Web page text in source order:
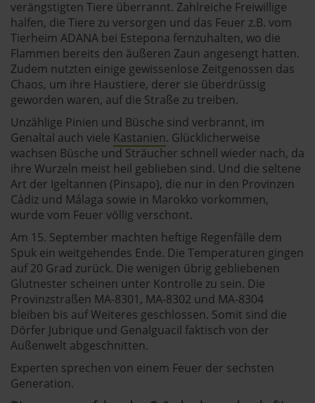
andalusien360.de verwendet Cookies
Einige von ihnen sind notwendig, während andere nicht
notwendig sind, jedoch helfen das Onlineangebot zu
verbessern und wirtschaftlich zu betreiben. Du kannst in
den Einsatz der nicht notwendigen Cookies mit dem Klick
auf die Schaltfläche »Akzeptieren« einwilligen oder dich
per Klick auf »Anpassen« anders entscheiden. Die
Einwilligung umfasst alle vorausgewählten, bzw. von dir
ausgewählten Cookies. Du kannst diese Einstellungen
jederzeit aufrufen und Cookies auch nachträglich
jederzeit abwählen. Weitere Hinweise zu den
verwendeten Verfahren und Begrifflichkeiten (z.B.
»Cookies«, »Marketing« und »Statistik«) erhältst du in
der Datenschutzerklärung.
Datenschutzerklärung|Impressum
verängstigten Tiere überrannt. Zahlreiche Freiwillige
halfen, die Tiere zu versorgen und das Feuer z.B. vom
Tierheim ADANA bei Estepona fernzuhalten, wo die
Flammen bereits den äußeren Zaun angesengt hatten.
Zudem nutzten einige gewissenlose Zeitgenossen das
Chaos, um ihre Haustiere, derer sie überdrüssig
geworden waren, auf die Straße zu treiben.
Unzählige Pinien und Büsche sind verbrannt, im
Genaltal auch viele Kastanien. Glücklicherweise
wachsen Büsche und Sträucher schnell wieder nach, da
ihre Wurzeln meist heil geblieben sind. Und die seltene
Art der Igeltannen (Pinsapo), die nur in den Provinzen
Cádiz und Málaga sowie in Marokko vorkommen,
wurde vom Feuer völlig verschont.
Am 15. September machten heftige Regenfälle dem
Spuk ein weitgehendes Ende. Die Temperaturen gingen
auf 20 Grad zurück. Die wenigen übrig gebliebenen
Glutnester scheinen unter Kontrolle zu sein. Die
Provinzstraßen MA-8301, MA-8302 und MA-8304
bleiben bis auf Weiteres geschlossen. Somit sind die
Dörfer Jubrique und Genalguacil faktisch von der
Außenwelt abgeschnitten.
Experten sprechen von einem Feuer der sechsten
Generation.